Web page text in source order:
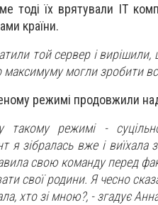
тоді їх врятували IT
країни.
той сервер і
могли зробити
режимі продовжили
режимі -
я зібралась вже і виїхала
свою команду перед
свої родини. Я чесно
хто зі мною?, - згадує